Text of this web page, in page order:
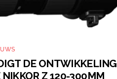
DE ONTWIKKELING
Z 120-300MM